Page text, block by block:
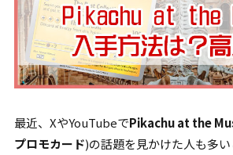
最近、XやYouTubeでPikachu at the
プロモカード)の話題を見かけた人も多い